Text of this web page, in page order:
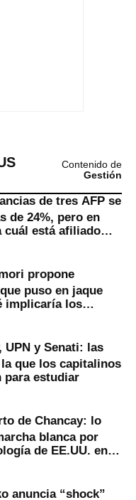
Contenido de
Gestión
de tres AFP se
de 24%, pero en
cuál está afiliado
propone
puso en jaque
implicaría los
UPN y Senati: las
que los capitalinos
para estudiar
de Chancay: lo
blanca por
de EE.UU. en
anuncia “shock”